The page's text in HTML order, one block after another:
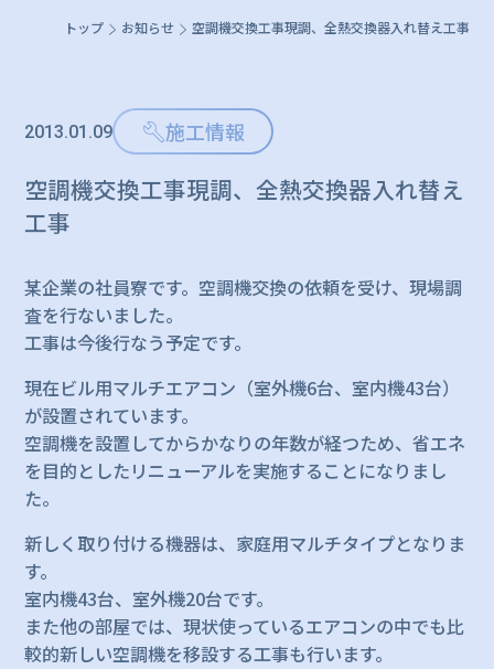
トップ お知らせ 空調機交換工事現調、全熱交換器入れ替え工事
2013.01.09 施工情報
空調機交換工事現調、全熱交換器入れ替え
工事
某企業の社員寮です。空調機交換の依頼を受け、現場調
査を行ないました。
工事は今後行なう予定です。
現在ビル用マルチエアコン（室外機6台、室内機43台）
が設置されています。
空調機を設置してからかなりの年数が経つため、省エネ
を目的としたリニューアルを実施することになりまし
た。
新しく取り付ける機器は、家庭用マルチタイプとなりま
す。
室内機43台、室外機20台です。
また他の部屋では、現状使っているエアコンの中でも比
較的新しい空調機を移設する工事も行います。